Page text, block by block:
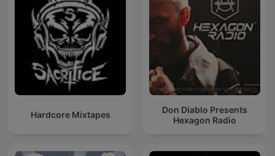
Hardcore Mixtapes
Don Diablo Presents
Hexagon Radio